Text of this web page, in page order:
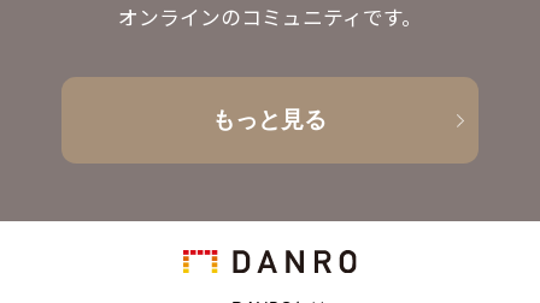
オンラインのコミュニティです。
もっと見る